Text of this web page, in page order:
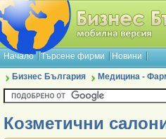
Начало Търсене фирми Новини
Бизнес България Медицина -
Козметични